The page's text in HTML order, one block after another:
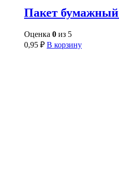
Пакет бумажный
Оценка 0 из 5
0,95 ₽ В корзину